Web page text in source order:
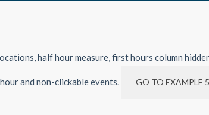
half hour measure, first hours column
and non-clickable events. GO TO EXAMPLE